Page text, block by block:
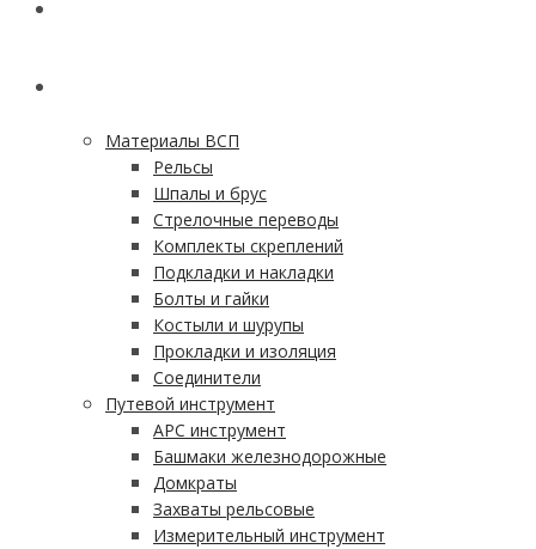
Материалы ВСП
Рельсы
Шпалы и брус
Стрелочные переводы
Комплекты скреплений
Подкладки и накладки
Болты и гайки
Костыли и шурупы
Прокладки и изоляция
Соединители
Путевой инструмент
АРС инструмент
Башмаки железнодорожные
Домкраты
Захваты рельсовые
Измерительный инструмент